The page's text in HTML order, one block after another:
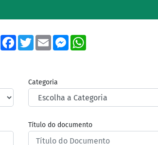
ShareFacebook
TwitterEmailMessenger
Categoria
Título do documento